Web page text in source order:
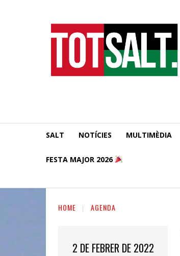
SALT NOTÍCIES MULTIMÈDIA
FESTA MAJOR 2026
HOME AGENDA
2 DE FEBRER DE 2022